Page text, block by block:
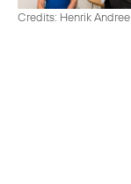
Credits: Henrik Andree